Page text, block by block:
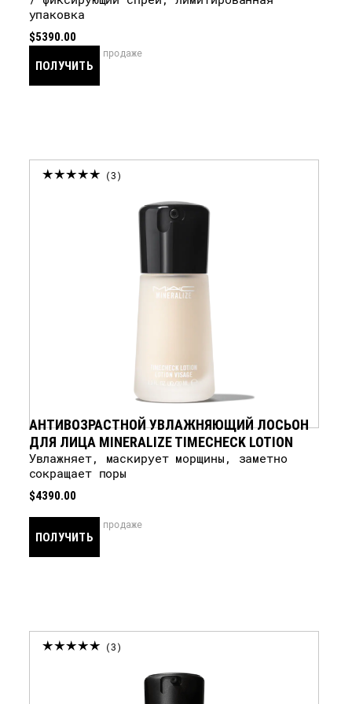
упаковка
$5390.00
ПОЛУЧИТЬ
скоро в продаже
3
АНТИВОЗРАСТНОЙ УВЛАЖНЯЮЩИЙ ЛОСЬОН
ДЛЯ ЛИЦА MINERALIZE TIMECHECK LOTION
Увлажняет, маскирует морщины, заметно
сокращает поры
$4390.00
ПОЛУЧИТЬ
скоро в продаже
3